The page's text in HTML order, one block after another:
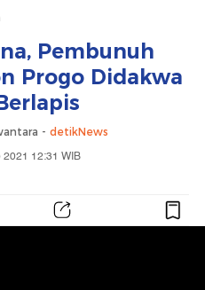
Pembunuh
Progo Didakwa
- detikNews
12:31 WIB